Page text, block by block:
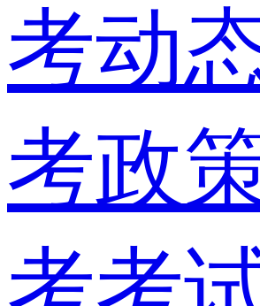
考动
考政